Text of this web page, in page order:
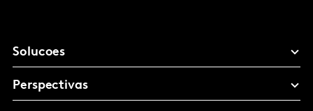
Solucoes
Perspectivas